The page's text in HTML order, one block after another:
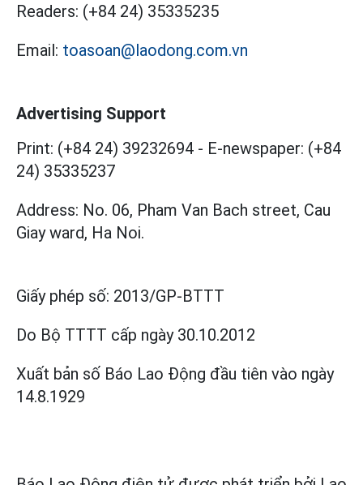
Readers: (+84 24) 35335235
Email: toasoan@laodong.com.vn
Advertising Support
Print: (+84 24) 39232694 - E-newspaper: (+84
24) 35335237
Address: No. 06, Pham Van Bach street, Cau
Giay ward, Ha Noi.
Giấy phép số: 2013/GP-BTTT
Do Bộ TTTT cấp ngày 30.10.2012
Xuất bản số Báo Lao Động đầu tiên vào ngày
14.8.1929